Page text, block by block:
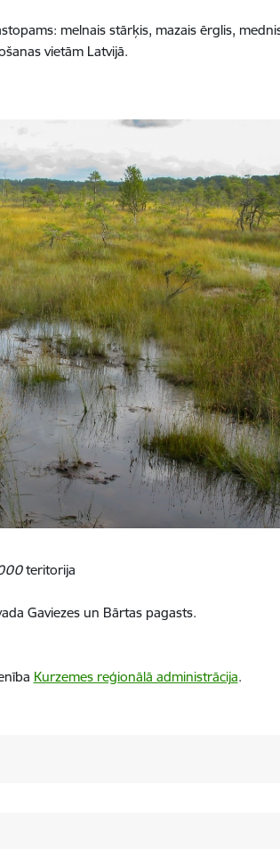
melnais stārķis, mazais ērglis,
vietām Latvijā.
teritorija
Gaviezes un Bārtas pagasts.
Kurzemes reģionālā administrācija.